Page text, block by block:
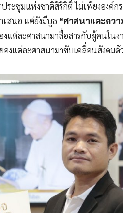
ะชุมแห่งชาติสิริกิติ์ ไม่เพียงองค์ก
เสนอ แต่ยังมีบูธ “ศาสนาและควา
แต่ละศาสนามาสื่อสารกับผู้คนในง
งแต่ละศาสนามาขับเคลื่อนสังคมด้